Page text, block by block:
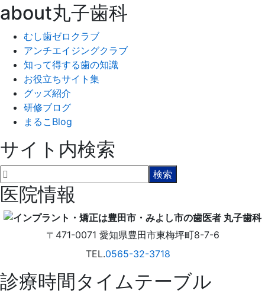
about丸子歯科
むし歯ゼロクラブ
アンチエイジングクラブ
知って得する歯の知識
お役立ちサイト集
グッズ紹介
研修ブログ
まるこBlog
サイト内検索
医院情報
〒471-0071 愛知県豊田市東梅坪町8-7-6
TEL.0565-32-3718
診療時間タイムテーブル